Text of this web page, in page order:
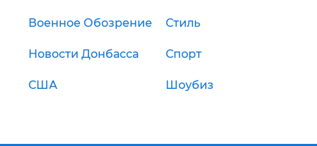
Военное Обозрение Стиль
Новости Донбасса Спорт
США Шоубиз